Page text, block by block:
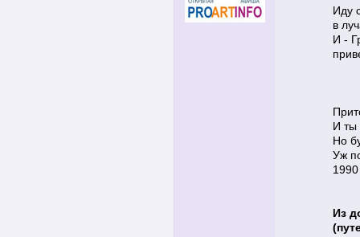
Иду
в
И -
И ты
Но
Уж
1990
Из